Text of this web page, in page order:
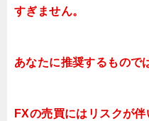
すぎません。
あなたに推奨するもので
FXの売買にはリスクが伴